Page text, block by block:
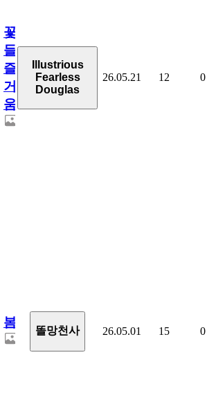
꽃
들,,,
즐
거
움
Illustrious
Fearless
Douglas
26.05.21 12 0
봄
똘망천사 26.05.01 15 0